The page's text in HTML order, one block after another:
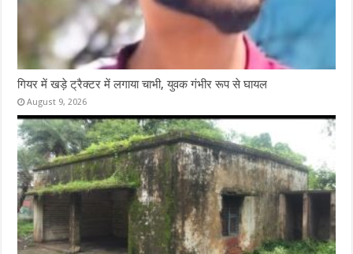
गियर में खड़े ट्रैक्टर में लगाया चाभी, युवक गंभीर रूप से घायल
August 9, 2026